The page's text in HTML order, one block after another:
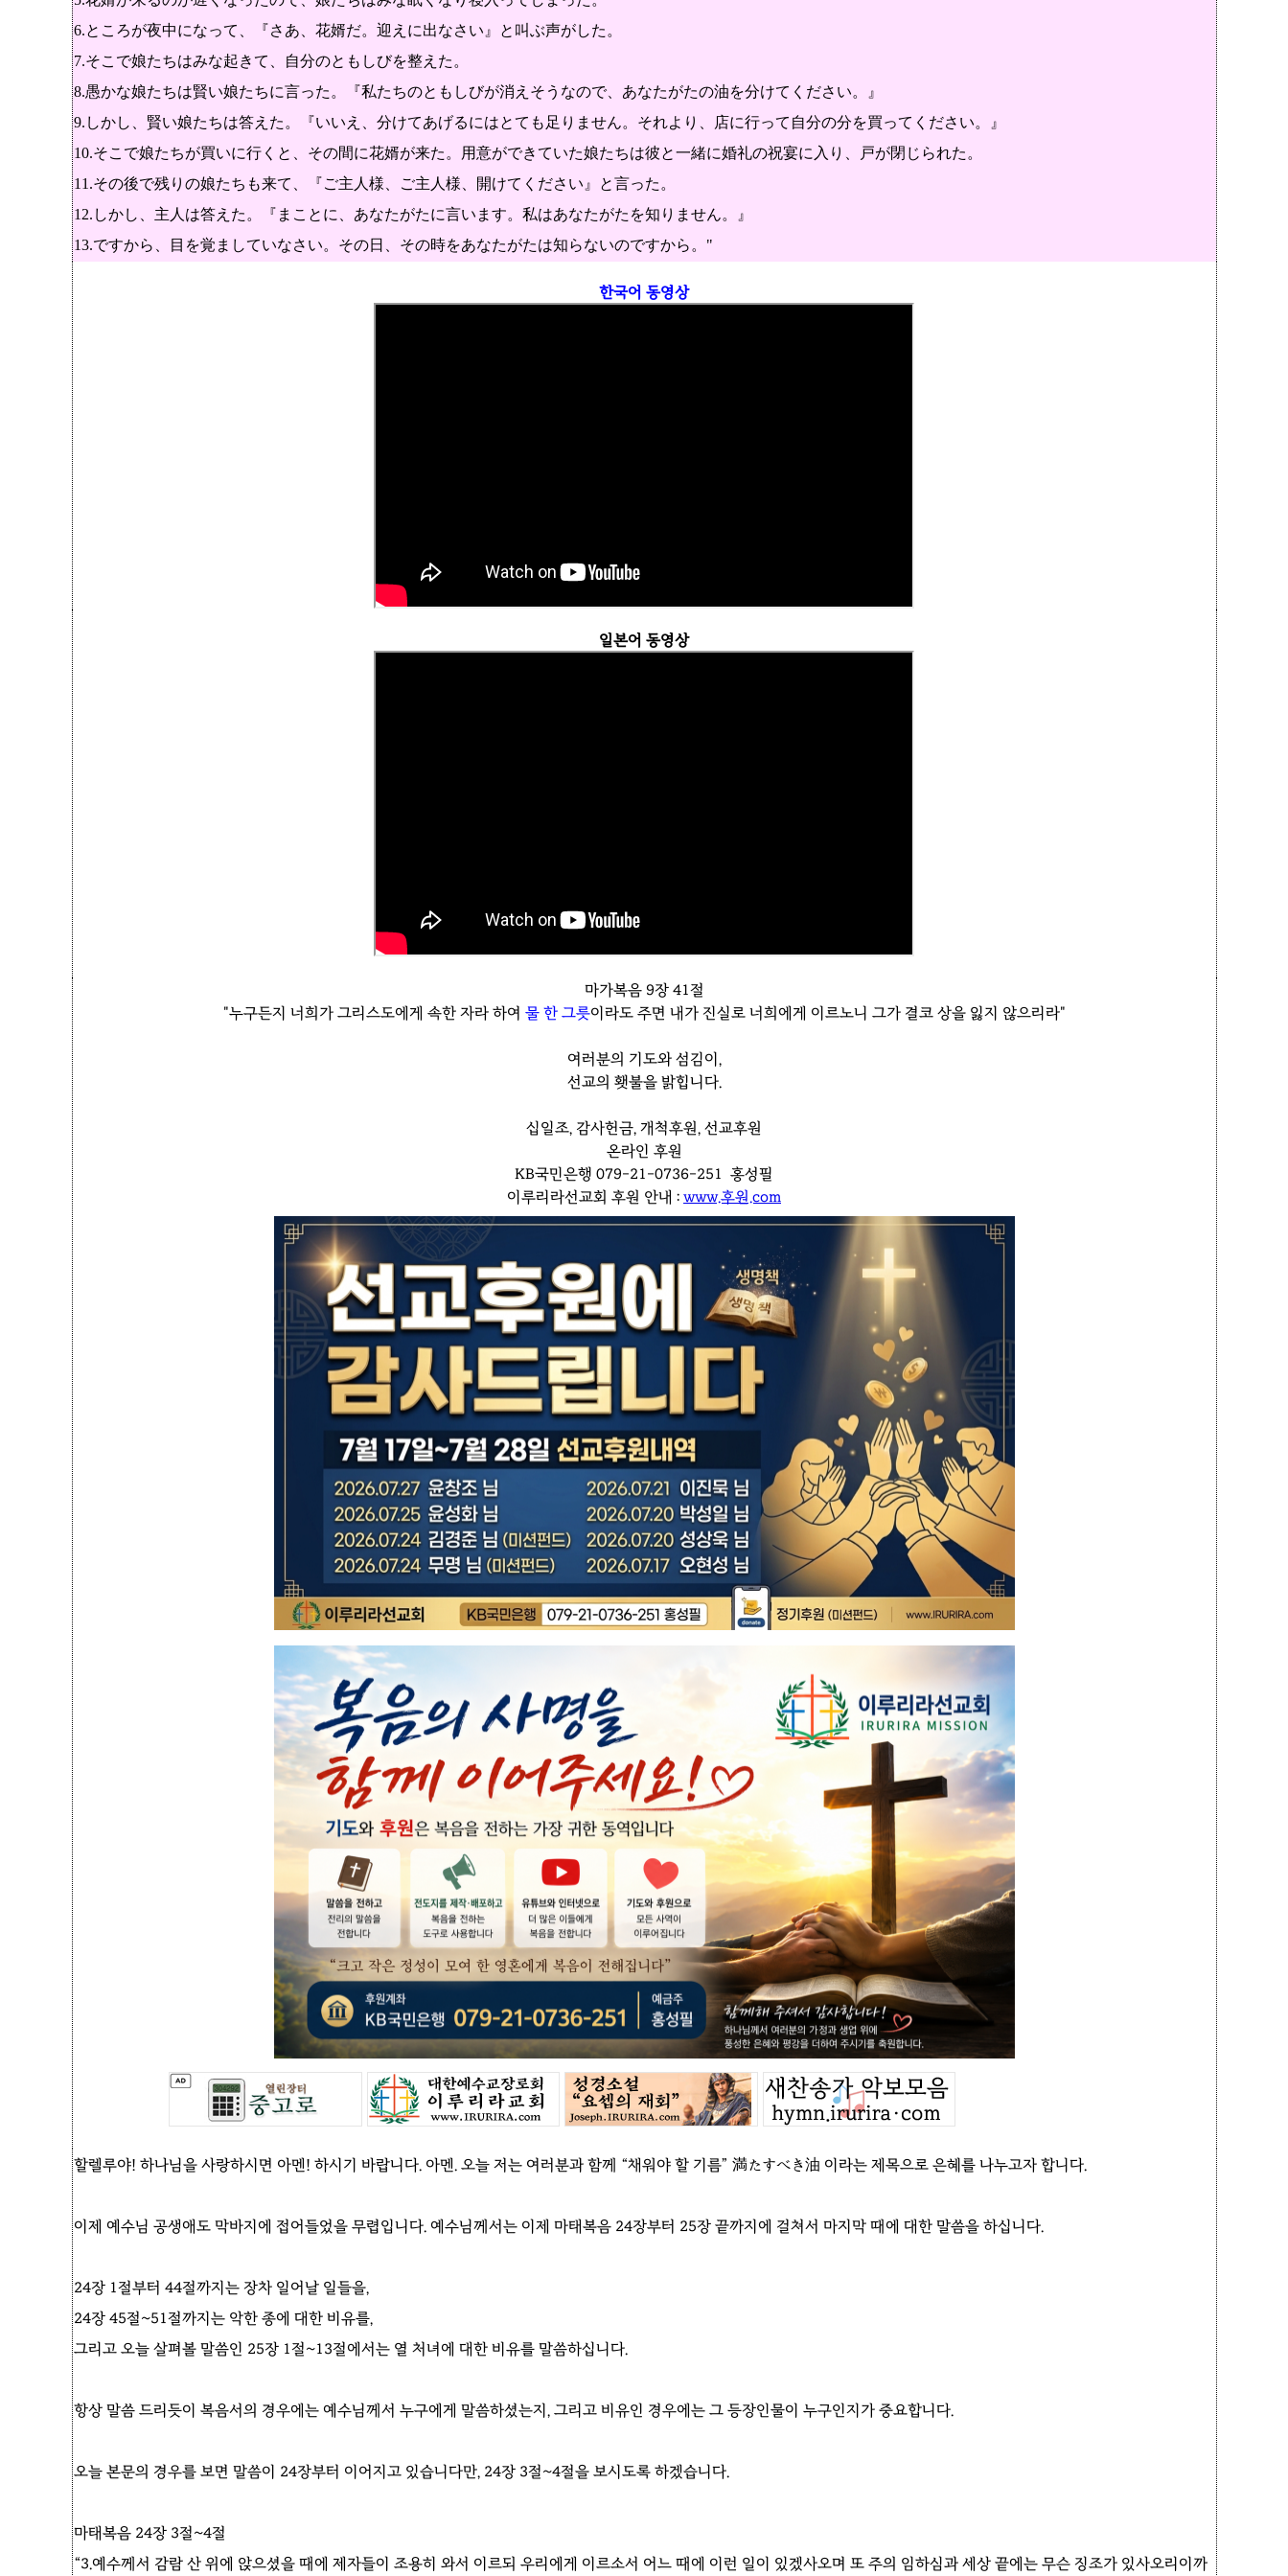
6.ところが夜中になって、『さあ、花婿だ。迎えに出なさい』と叫ぶ声がした。
7.そこで娘たちはみな起きて、自分のともしびを整えた。
8.愚かな娘たちは賢い娘たちに言った。『私たちのともしびが消えそうなので、あなたがたの油を分けてください。』
9.しかし、賢い娘たちは答えた。『いいえ、分けてあげるにはとても足りません。それより、店に行って自分の分を買ってください。』
10.そこで娘たちが買いに行くと、その間に花婿が来た。用意ができていた娘たちは彼と一緒に婚礼の祝宴に入り、戸が閉じられた。
11.その後で残りの娘たちも来て、『ご主人様、ご主人様、開けてください』と言った。
12.しかし、主人は答えた。『まことに、あなたがたに言います。私はあなたがたを知りません。』
13.ですから、目を覚ましていなさい。その日、その時をあなたがたは知らないのですから。"
한국어 동영상
일본어 동영상
마가복음 9장 41절
"누구든지 너희가 그리스도에게 속한 자라 하여 물 한 그릇이라도 주면 내가 진실로 너희에게 이르노니 그가 결코 상을 잃지 않으리라"
여러분의 기도와 섬김이,
선교의 횃불을 밝힙니다.
십일조, 감사헌금, 개척후원, 선교후원
온라인 후원
KB국민은행 079-21-0736-251 홍성필
이루리라선교회 후원 안내 : www.후원.com
할렐루야! 하나님을 사랑하시면 아멘! 하시기 바랍니다. 아멘. 오늘 저는 여러분과 함께 “채워야 할 기름” 満たすべき油 이라는 제목으로 은혜를 나누고자 합니다.
이제 예수님 공생애도 막바지에 접어들었을 무렵입니다. 예수님께서는 이제 마태복음 24장부터 25장 끝까지에 걸쳐서 마지막 때에 대한 말씀을 하십니다.
24장 1절부터 44절까지는 장차 일어날 일들을,
24장 45절~51절까지는 악한 종에 대한 비유를,
그리고 오늘 살펴볼 말씀인 25장 1절~13절에서는 열 처녀에 대한 비유를 말씀하십니다.
항상 말씀 드리듯이 복음서의 경우에는 예수님께서 누구에게 말씀하셨는지, 그리고 비유인 경우에는 그 등장인물이 누구인지가 중요합니다.
오늘 본문의 경우를 보면 말씀이 24장부터 이어지고 있습니다만, 24장 3절~4절을 보시도록 하겠습니다.
마태복음 24장 3절~4절
“3.예수께서 감람 산 위에 앉으셨을 때에 제자들이 조용히 와서 이르되 우리에게 이르소서 어느 때에 이런 일이 있겠사오며 또 주의 임하심과 세상 끝에는 무슨 징조가 있사오리이까